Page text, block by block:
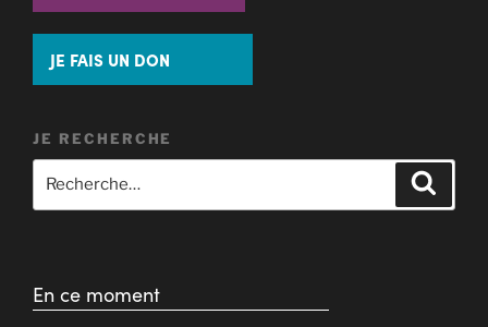
JE FAIS UN DON
JE RECHERCHE
En ce moment